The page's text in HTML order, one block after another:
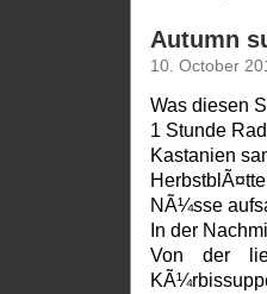
Autumn
10. October
Was diesen
1 Stunde
Kastanien
NÃ¼sse
In der
Von der